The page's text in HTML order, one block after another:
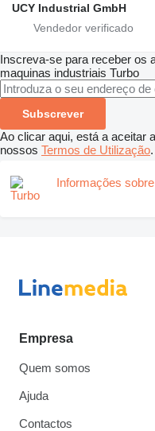
UCY Industrial GmbH
Inscreva-se para receber os
maquinas industriais Turbo
Subscrever
Ao clicar aqui, está a aceitar
nossos Termos de Utilização.
Informações
Empresa
Quem somos
Ajuda
Contactos